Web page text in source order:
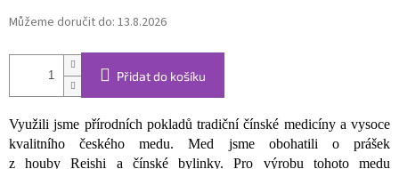
Můžeme doručit do: 13.8.2026
Přidat do košíku
Využili jsme přírodních pokladů tradiční čínské medicíny a vysoce
kvalitního českého medu. Med jsme obohatili o prášek
z houbyReishi a čínské bylinky. Pro výrobu tohoto medu